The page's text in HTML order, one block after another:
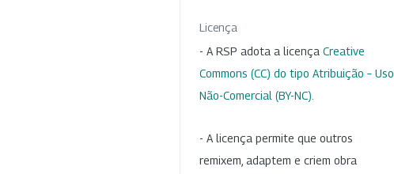
Licença
- A RSP adota a licença Creative
Commons (CC) do tipo Atribuição – Uso
Não-Comercial (BY-NC)
- A licença permite que outros
remixem, adaptem e criem obra